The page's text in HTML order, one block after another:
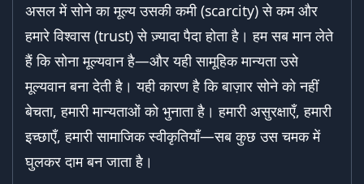
असल में सोने का मूल्य उसकी कमी (scarcity) से कम और
हमारे विश्वास (trust) से ज़्यादा पैदा होता है। हम सब मान लेते
हैं कि सोना मूल्यवान है—और यही सामूहिक मान्यता उसे
मूल्यवान बना देती है। यही कारण है कि बाज़ार सोने को नहीं
बेचता, हमारी मान्यताओं को भुनाता है। हमारी असुरक्षाएँ, हमारी
इच्छाएँ, हमारी सामाजिक स्वीकृतियाँ—सब कुछ उस चमक में
घुलकर दाम बन जाता है।